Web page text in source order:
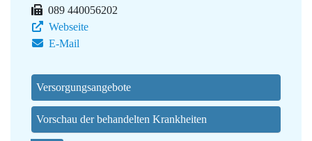
089 440056202
Webseite
E-Mail
Versorgungsangebote
Vorschau der behandelten Krankheiten